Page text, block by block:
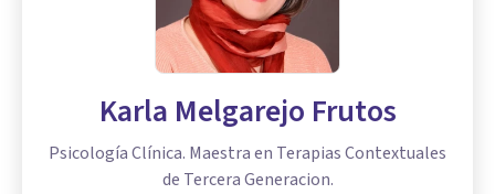
Karla Melgarejo Frutos
Psicología Clínica. Maestra en Terapias Contextuales
de Tercera Generacion.